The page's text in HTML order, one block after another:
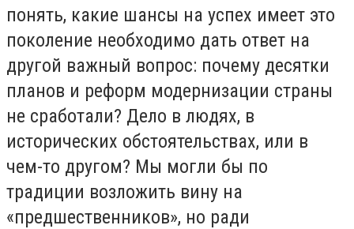
понять, какие шансы на успех имеет это
поколение необходимо дать ответ на
другой важный вопрос: почему десятки
планов и реформ модернизации страны
не сработали? Дело в людях, в
исторических обстоятельствах, или в
чем-то другом? Мы могли бы по
традиции возложить вину на
«предшественников», но ради